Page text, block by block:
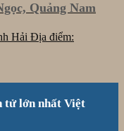
Quảng Nam
Hải Địa điểm:
tử lớn nhất Việt